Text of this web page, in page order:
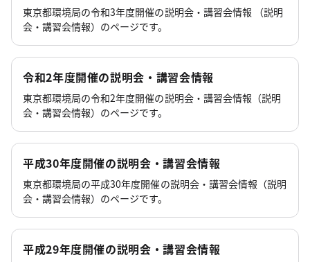
東京都環境局の令和3年度開催の説明会・講習会情報 （説明
会・講習会情報）のページです。
令和2年度開催の説明会・講習会情報
東京都環境局の令和2年度開催の説明会・講習会情報（説明
会・講習会情報）のページです。
平成30年度開催の説明会・講習会情報
東京都環境局の平成30年度開催の説明会・講習会情報（説明
会・講習会情報）のページです。
平成29年度開催の説明会・講習会情報